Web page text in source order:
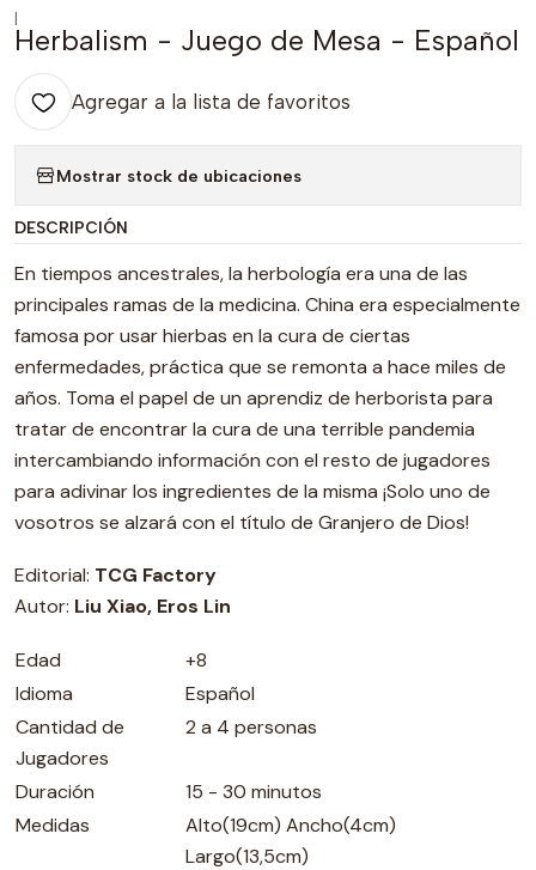
|
Herbalism - Juego de Mesa - Español
Agregar a la lista de favoritos
Mostrar stock de ubicaciones
DESCRIPCIÓN
En tiempos ancestrales, la herbología era una de las
principales ramas de la medicina. China era especialmente
famosa por usar hierbas en la cura de ciertas
enfermedades, práctica que se remonta a hace miles de
años. Toma el papel de un aprendiz de herborista para
tratar de encontrar la cura de una terrible pandemia
intercambiando información con el resto de jugadores
para adivinar los ingredientes de la misma ¡Solo uno de
vosotros se alzará con el título de Granjero de Dios!
Editorial: TCG Factory
Autor: Liu Xiao, Eros Lin
Edad
+8
Idioma
Español
Cantidad de
Jugadores
2 a 4 personas
Duración
15 - 30 minutos
Medidas
Alto(19cm) Ancho(4cm)
Largo(13,5cm)